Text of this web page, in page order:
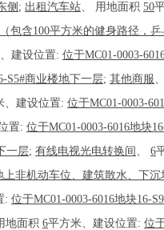
侧 ; 出租汽车站、 用地面积 50
包含100平方米的健身路径，
建设位置: 位于MC01-0003-
S5#商业楼地下一层; 其他商服、
、建设位置: 位于MC01-0003-
置: 位于MC01-0003-6016地块
一层; 有线电视光电转换间 、 6
上非机动车位、建筑散水、下
: 位于MC01-0003-6016地块16-
地面积 6平方米、建设位置: 位